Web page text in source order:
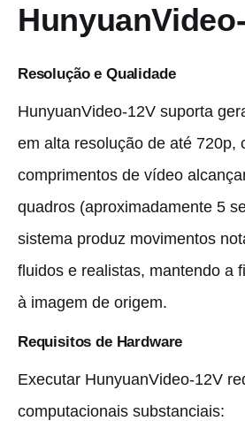
Resolução e Qualidade
HunyuanVideo-12V suporta
em alta resolução de até 720p,
comprimentos de vídeo
quadros (aproximadamente 5
sistema produz movimentos
fluidos e realistas, mantendo a
à imagem de origem.
Requisitos de Hardware
Executar HunyuanVideo-12V
computacionais substanciais: